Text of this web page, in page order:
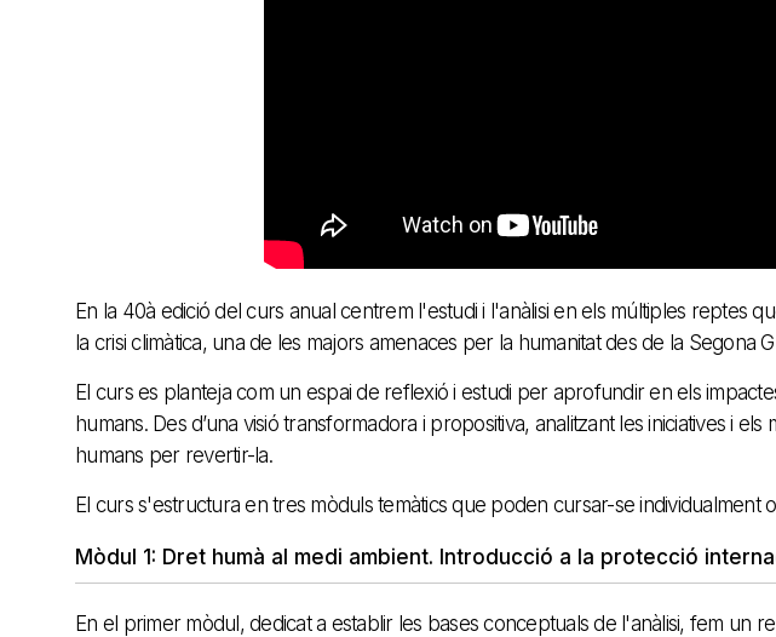
En la 40à edició del curs anual centrem l'estudi i l'anàlisi en els múltiples reptes
la crisi climàtica, una de les majors amenaces per la humanitat des de la Segona
El curs es planteja com un espai de reflexió i estudi per aprofundir en els
humans. Des d’una visió transformadora i propositiva, analitzant les iniciatives i
humans per revertir-la.
El curs s'estructura en tres mòduls temàtics que poden cursar-se individualment
Mòdul 1: Dret humà al medi ambient. Introducció a la protecció
En el primer mòdul, dedicat a establir les bases conceptuals de l'anàlisi, fem un